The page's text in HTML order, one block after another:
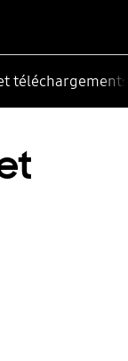
téléchargements